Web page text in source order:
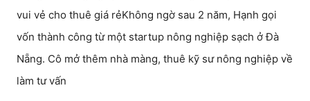
vui vẻ cho thuê giá rẻKhông ngờ sau 2 năm, Hạnh gọi
vốn thành công từ một startup nông nghiệp sạch ở Đà
Nẵng. Cô mở thêm nhà màng, thuê kỹ sư nông nghiệp về
làm tư vấn